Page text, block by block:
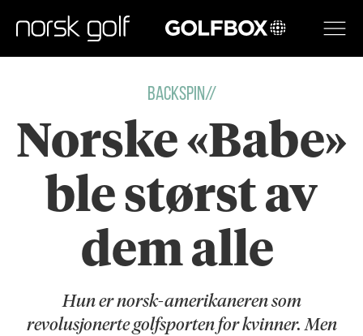
GOLFBOX
BACKSPIN//
Norske «Babe»
ble størst av
dem alle
Hun er norsk-amerikaneren som
revolusjonerte golfsporten for kvinner. Men